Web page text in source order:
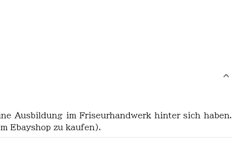
Ausbildung im Friseurhandwerk hinter sich haben.
Ebayshop zu kaufen).